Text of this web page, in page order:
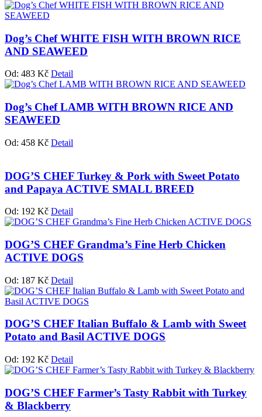
Dog’s Chef WHITE FISH WITH BROWN RICE
AND SEAWEED
Od: 483 Kč Detail
Dog’s Chef LAMB WITH BROWN RICE AND
SEAWEED
Od: 458 Kč Detail
DOG’S CHEF Turkey & Pork with Sweet Potato
and Papaya ACTIVE SMALL BREED
Od: 192 Kč Detail
DOG’S CHEF Grandma’s Fine Herb Chicken
ACTIVE DOGS
Od: 187 Kč Detail
DOG’S CHEF Italian Buffalo & Lamb with Sweet
Potato and Basil ACTIVE DOGS
Od: 192 Kč Detail
DOG’S CHEF Farmer’s Tasty Rabbit with Turkey
& Blackberry